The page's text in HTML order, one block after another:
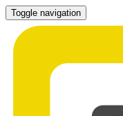
Toggle navigation